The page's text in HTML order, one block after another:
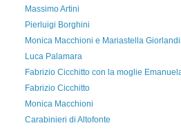
Massimo Artini
Pierluigi Borghini
Monica Macchioni e Mariastella
Luca Palamara
Fabrizio Cicchitto con la moglie
Fabrizio Cicchitto
Monica Macchioni
Carabinieri di Altofonte